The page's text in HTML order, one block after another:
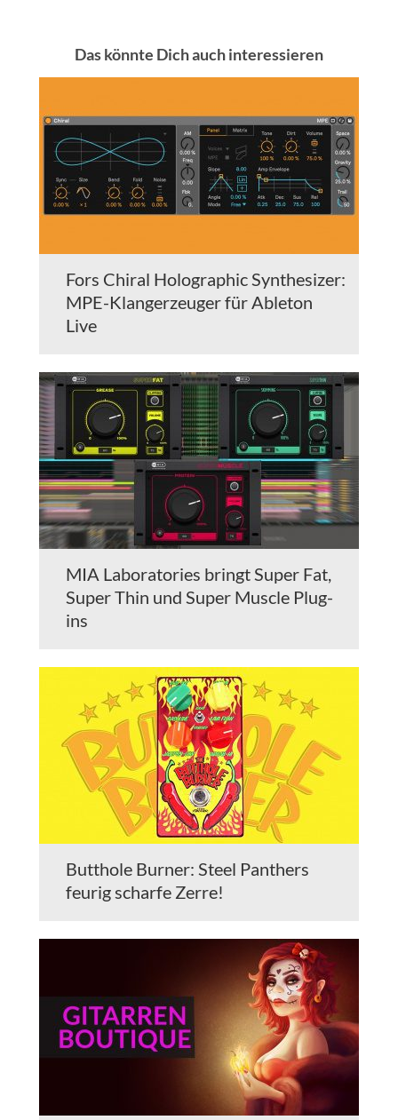
Das könnte Dich auch interessieren
Fors Chiral Holographic Synthesizer:
MPE-Klangerzeuger für Ableton
Live
MIA Laboratories bringt Super Fat,
Super Thin und Super Muscle Plug-
ins
Butthole Burner: Steel Panthers
feurig scharfe Zerre!